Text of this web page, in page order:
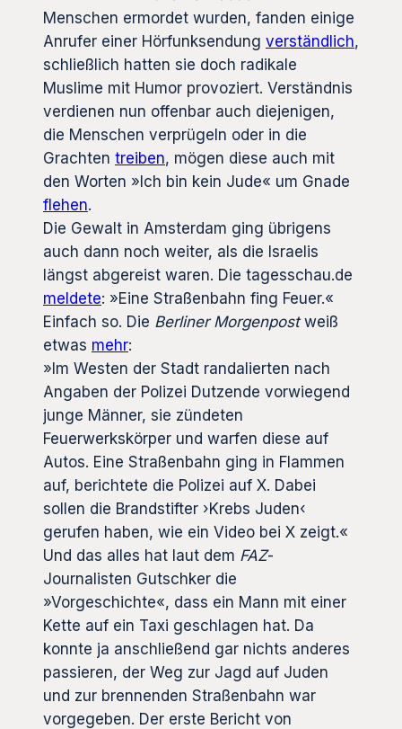
Menschen ermordet wurden, fanden einige
Anrufer einer Hörfunksendung verständlich,
schließlich hatten sie doch radikale
Muslime mit Humor provoziert. Verständnis
verdienen nun offenbar auch diejenigen,
die Menschen verprügeln oder in die
Grachten treiben, mögen diese auch mit
den Worten »Ich bin kein Jude« um Gnade
flehen.
Die Gewalt in Amsterdam ging übrigens
auch dann noch weiter, als die Israelis
längst abgereist waren. Die tagesschau.de
meldete: »Eine Straßenbahn fing Feuer.«
Einfach so. Die Berliner Morgenpostweiß
etwas mehr:
»Im Westen der Stadt randalierten nach
Angaben der Polizei Dutzende vorwiegend
junge Männer, sie zündeten
Feuerwerkskörper und warfen diese auf
Autos. Eine Straßenbahn ging in Flammen
auf, berichtete die Polizei auf X. Dabei
sollen die Brandstifter ›Krebs Juden‹
gerufen haben, wie ein Video bei X zeigt.«
Und das alles hat laut dem FAZ-
Journalisten Gutschker die
»Vorgeschichte«, dass ein Mann mit einer
Kette auf ein Taxi geschlagen hat. Da
konnte ja anschließend gar nichts anderes
passieren, der Weg zur Jagd auf Juden
und zur brennenden Straßenbahn war
vorgegeben. Der erste Bericht von